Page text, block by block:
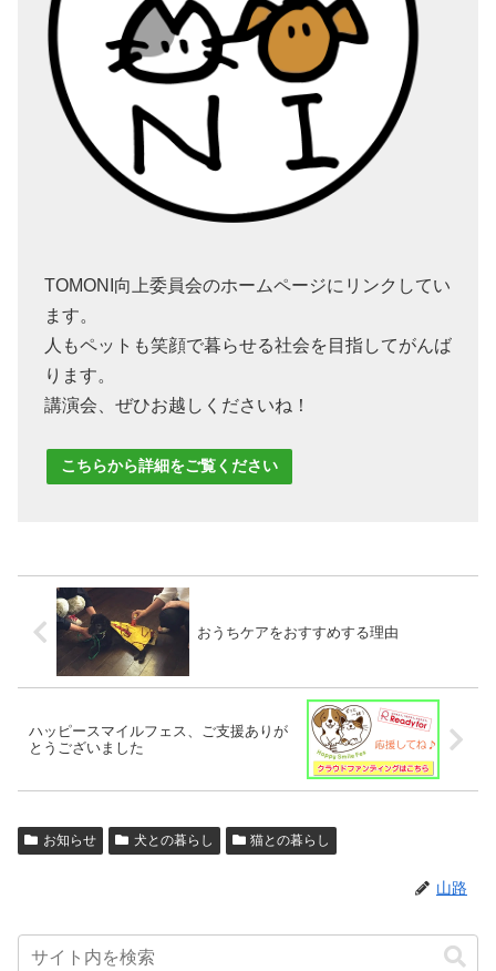
TOMONI向上委員会のホームページにリンクしてい
ます。
人もペットも笑顔で暮らせる社会を目指してがんば
ります。
講演会、ぜひお越しくださいね！
こちらから詳細をご覧ください
おうちケアをおすすめする理由
ハッピースマイルフェス、ご支援ありが
とうございました
お知らせ 犬との暮らし 猫との暮らし
山路